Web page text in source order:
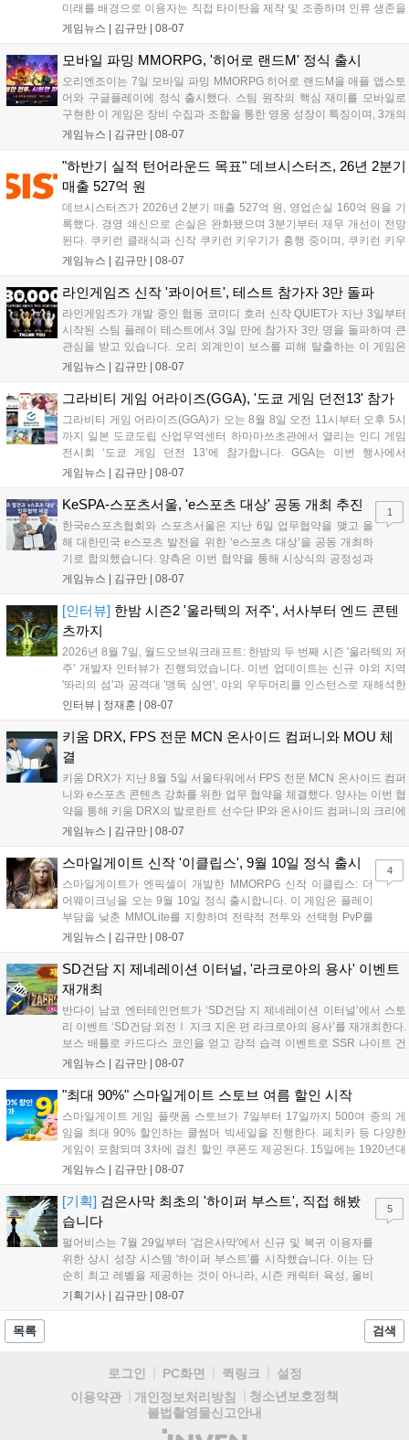
미래를 배경으로 이용자는 직접 타이탄을 제작 및 조종하며 인류 생존을
위한 전투를 펼친다. 지휘관 모집, 피난처 운영, 연맹 협동 콘텐츠가 특징
지원 보상을 제공한다. 상세 내용은 공식 커뮤니티에서 확인 가능하다....
게임뉴스 | 김규만 | 08-07
모바일 파밍 MMORPG, '히어로 랜드M' 정식 출시
오리엔조이는 7일 모바일 파밍 MMORPG 히어로 랜드M을 애플 앱스토
어와 구글플레이에 정식 출시했다. 스팀 원작의 핵심 재미를 모바일로
구현한 이 게임은 장비 수집과 조합을 통한 영웅 성장이 특징이며, 3개의
무기 스킬을 활용한 전략적 전투와 길드전 등 다양한 콘텐츠를 제공한
혜택을 지급하며, 상세 내용은 공식 라운지에서 확인할 수 있다. 이용자
는 게임 접속 및 주요 콘텐츠 플레이를 통해 성장을 지원받을 수 있다....
게임뉴스 | 김규만 | 08-07
"하반기 실적 턴어라운드 목표" 데브시스터즈, 26년 2분기
매출 527억 원
데브시스터즈가 2026년 2분기 매출 527억 원, 영업손실 160억 원을 기
록했다. 경영 쇄신으로 손실은 완화됐으며 3분기부터 재무 개선이 전망
된다. 쿠키런 클래식과 신작 쿠키런 키우기가 흥행 중이며, 쿠키런 키우
기는 13일 첫 업데이트를 시작으로 2주 간격의 콘텐츠를 제공한다. 또한
이다. 회사는 비용 효율화와 신작 흥행을 통해 하반기 실적 턴어라운드
게임뉴스 | 김규만 | 08-07
라인게임즈 신작 '콰이어트', 테스트 참가자 3만 돌파
라인게임즈가 개발 중인 협동 코미디 호러 신작 QUIET가 지난 3일부터
시작된 스팀 플레이 테스트에서 3일 만에 참가자 3만 명을 돌파하며 큰
관심을 받고 있습니다. 오리 외계인이 보스를 피해 탈출하는 이 게임은
최대 4인 협동을 지원하며, 소음 관리와 물리 법칙을 활용한 전략적 플레
을 개선 중이며, 상세 정보는 스팀 페이지에서 확인 가능합니다....
게임뉴스 | 김규만 | 08-07
그라비티 게임 어라이즈(GGA), '도쿄 게임 던전13' 참가
그라비티 게임 어라이즈(GGA)가 오는 8월 8일 오전 11시부터 오후 5시
까지 일본 도쿄도립 산업무역센터 하마마쓰초관에서 열리는 인디 게임
전시회 ‘도쿄 게임 던전 13’에 참가합니다. GGA는 이번 행사에서
‘JALECO ARCADE COLLECTION’ 시리즈의 미공개 작품 12종을 최초
입니다. 시연 참여 관람객에게는 선착순으로 특별 굿즈를 증정하며, 인
게임뉴스 | 김규만 | 08-07
KeSPA-스포츠서울, 'e스포츠 대상' 공동 개최 추진
한국e스포츠협회와 스포츠서울은 지난 6일 업무협약을 맺고 올
해 대한민국 e스포츠 발전을 위한 ‘e스포츠 대상’을 공동 개최하
기로 합의했습니다. 양측은 이번 협약을 통해 시상식의 공정성과
전문성을 강화하고 MZ세대를 겨냥한 미디어 영향력을 확대해 e
김영만 회장은 10년 만에 재추진되는 이번 시상식이 e스포츠의
성과와 가치를 널리 알리는 권위 있는 행사가 되도록 노력하겠다
고 밝혔습니다....
게임뉴스 | 김규만 | 08-07
1
[인터뷰] 한밤 시즌2 '울라텍의 저주', 서사부터 엔드 콘텐
츠까지
2026년 8월 7일, 월드오브워크래프트: 한밤의 두 번째 시즌 '울라텍의 저
주' 개발자 인터뷰가 진행되었습니다. 이번 업데이트는 신규 야외 지역
'똬리의 섬'과 공격대 '맹독 심연', 야외 우두머리를 인스턴스로 재해석한
'소굴'을 포함합니다. 개발진은 하우징 시스템 개선 및 신화+ 던전 로테이
를 표했습니다....
인터뷰 | 정재훈 | 08-07
키움 DRX, FPS 전문 MCN 온사이드 컴퍼니와 MOU 체
결
키움 DRX가 지난 8월 5일 서울타워에서 FPS 전문 MCN 온사이드 컴퍼
니와 e스포츠 콘텐츠 강화를 위한 업무 협약을 체결했다. 양사는 이번 협
약을 통해 키움 DRX의 발로란트 선수단 IP와 온사이드 컴퍼니의 크리에
이터 네트워크를 결합하여 정규 및 특별 콘텐츠를 공동 기획한다. 또한
오프라인 연계 프로그램을 순차적으로 선보이며 e스포츠 생태계 확장에
게임뉴스 | 김규만 | 08-07
스마일게이트 신작 '이클립스', 9월 10일 정식 출시
스마일게이트가 엔픽셀이 개발한 MMORPG 신작 이클립스: 더
어웨이크닝을 오는 9월 10일 정식 출시합니다. 이 게임은 플레이
부담을 낮춘 MMOLite를 지향하며 전략적 전투와 선택형 PvP를
특징으로 합니다. 현재 공식 홈페이지와 앱 마켓에서 사전등록을
니다. 또한 카카오톡 채널 추가 시 주차별 스페셜 쿠폰과 한정 스
킨, 경품 이벤트 등 풍성한 혜택을 마련해 이용자들의 기대를 모
으고 있습니다....
게임뉴스 | 김규만 | 08-07
4
SD건담 지 제네레이션 이터널, '라크로아의 용사' 이벤트
재개최
반다이 남코 엔터테인먼트가 ‘SD건담 지 제네레이션 이터널’에서 스토
리 이벤트 ‘SD건담 외전Ⅰ 지크 지온 편 라크로아의 용사’를 재개최한다.
보스 배틀로 카드다스 코인을 얻고 강적 습격 이벤트로 SSR 나이트 건
담을 획득할 수 있다. 로그인 보너스로 최대 다이아 3,000개를 지급하며,
원 증정한다. 또한 9월 30일까지 공식 유튜브에서 특별 프로그램을 시청
게임뉴스 | 김규만 | 08-07
"최대 90%" 스마일게이트 스토브 여름 할인 시작
스마일게이트 게임 플랫폼 스토브가 7일부터 17일까지 500여 종의 게
임을 최대 90% 할인하는 쿨썸머 빅세일을 진행한다. 페치카 등 다양한
게임이 포함되며 3차에 걸친 할인 쿠폰도 제공된다. 15일에는 1920년대
경성 배경의 신작 그날의 신문이 출시되며, 15일부터 17일까지는 국내
은 공식 페이지에서 확인 가능하다....
게임뉴스 | 김규만 | 08-07
[기획] 검은사막 최초의 '하이퍼 부스트', 직접 해봤
습니다
펄어비스는 7월 29일부터 '검은사막'에서 신규 및 복귀 이용자를
위한 상시 성장 시스템 '하이퍼 부스트'를 시작했습니다. 이는 단
순히 최고 레벨을 제공하는 것이 아니라, 시즌 캐릭터 육성, 올비
아 아카데미 수료, 아침의 나라 설화 진행 등 4단계 과정을 통해
용자는 과제를 완수하며 동(V) 투발라 장비와 검은별 무기, 카라
기획기사 | 김규만 | 08-07
5
목록 검색
로그인 PC화면 퀵링크
설정
이용약관
개인정보처리방침
청소년보호정책
불법촬영물신고안내
(주)